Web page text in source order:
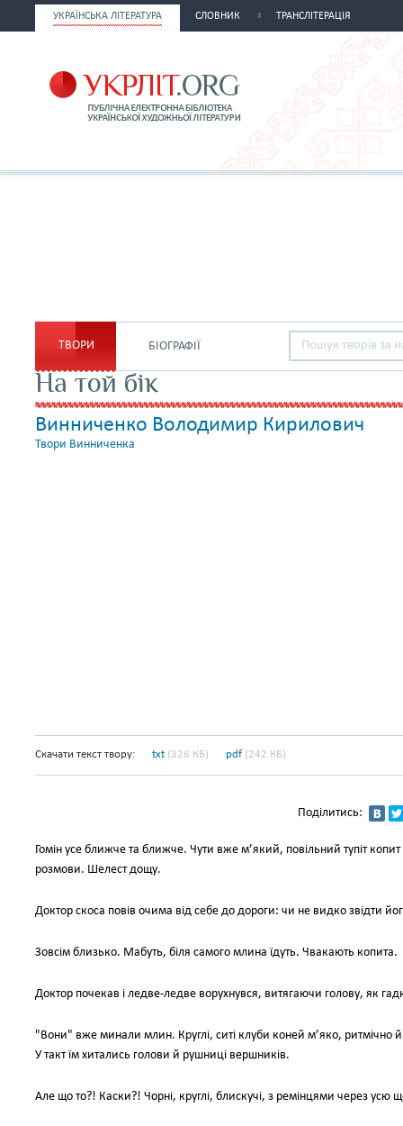
УКРАЇНСЬКА ЛІТЕРАТУРА СЛОВНИК ТРАНСЛІТЕРАЦІЯ
ТВОРИ БІОГРАФІЇ
На той бік
Винниченко Володимир Кирилович
Твори Винниченка
Скачати текст твору: txt (326 КБ) pdf (242 КБ)
Поділитись:
Гомін усе ближче та ближче. Чути вже м’який, повільний тупіт копит
розмови. Шелест дощу.
Доктор скоса повів очима від себе до дороги: чи не видко звідти
Зовсім близько. Мабуть, біля самого млина їдуть. Чвакають копита.
Доктор почекав і ледве-ледве ворухнувся, витягаючи голову, як
"Вони" вже минали млин. Круглі, ситі клуби коней м’яко, ритмічно
У такт їм хитались голови й рушниці вершників.
Але що то?! Каски?! Чорні, круглі, блискучі, з ремінцями через усю